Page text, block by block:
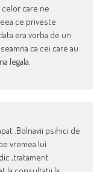
care ne
ce priveste
era vorba de un
ca cei care au
legala.
.Bolnavii psihici de
vremea lui
,tratament